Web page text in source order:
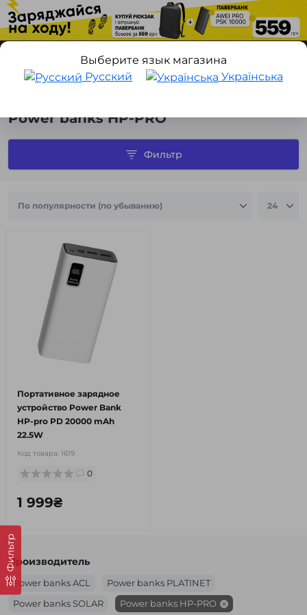
Power banks HP-PRO
Выберите язык магазина
Русский
Українська
Фильтр
Фильтр
Портативное зарядное
устройство Power Bank
HP-pro PD 20000 mAh
22.5W
Код товара: 1619
0
1 999₴
Производитель
Power banks ACL
Power banks PLATINET
Power banks SOLAR
Power banks HP-PRO